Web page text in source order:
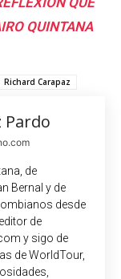
QUINTANA
Richard Carapaz
Pardo
de
Bernal y de
desde
de
y sigo de
de WorldTour,